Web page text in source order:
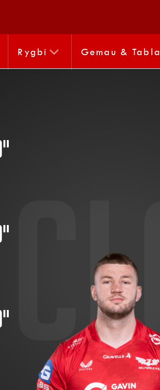
Rygbi Gemau &